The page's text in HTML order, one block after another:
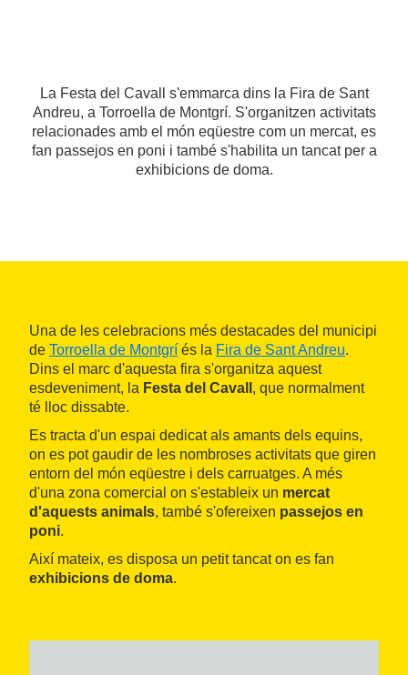
La Festa del Cavall s'emmarca dins la Fira de Sant
Andreu, a Torroella de Montgrí. S'organitzen activitats
relacionades amb el món eqüestre com un mercat, es
fan passejos en poni i també s'habilita un tancat per a
exhibicions de doma.
Una de les celebracions més destacades del municipi
de Torroella de Montgrí és la Fira de Sant Andreu.
Dins el marc d'aquesta fira s'organitza aquest
esdeveniment, la Festa del Cavall , que normalment
té lloc dissabte.
Es tracta d'un espai dedicat als amants dels equins,
on es pot gaudir de les nombroses activitats que giren
entorn del món eqüestre i dels carruatges. A més
d'una zona comercial on s'estableix un mercat
d'aquests animals, també s'ofereixen passejos en
poni.
Així mateix, es disposa un petit tancat on es fan
exhibicions de doma.